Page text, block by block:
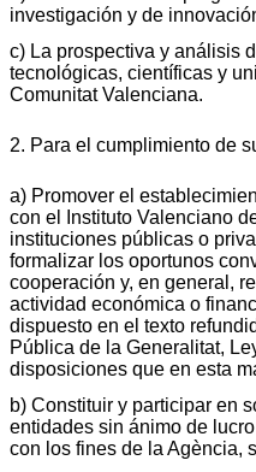
investigación y de
c) La prospectiva y análisis
tecnológicas, científicas y
Comunitat Valenciana.
2. Para el cumplimiento de
a) Promover el
con el Instituto Valenciano
instituciones públicas o
formalizar los oportunos
cooperación y, en general,
actividad económica o
dispuesto en el texto
Pública de la Generalitat,
disposiciones que en esta
b) Constituir y participar en
entidades sin ánimo de
con los fines de la Agència,